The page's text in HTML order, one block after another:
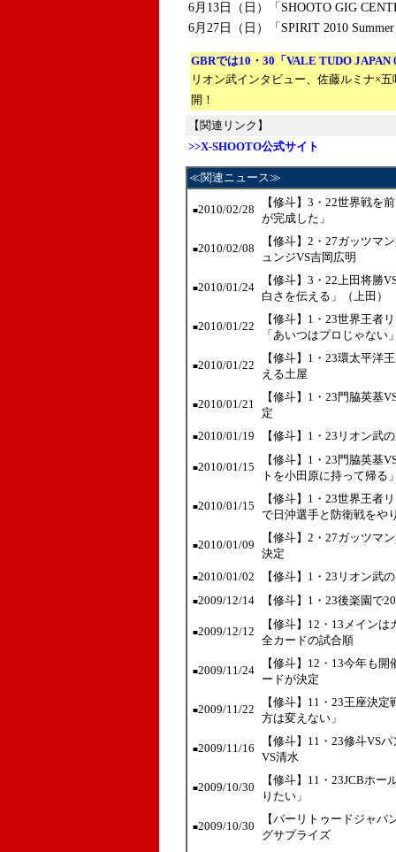
6月13日（日）「SHOOTO GIG
6月27日（日）「SPIRIT 2010
GBRでは10・30「VALE TUDO JAPAN
リオン武インタビュー、佐藤ルミナ×
開！
【関連リンク】
>>X-SHOOTO公式サイト
≪関連ニュース≫
■2010/02/28
【修斗】3・22世界戦
が完成した」
■2010/02/08
【修斗】2・27ガッツマ
ュンジVS吉岡広明
■2010/01/24
【修斗】3・22上田将勝
白さを伝える」（上田）
■2010/01/22
【修斗】1・23世界王者
「あいつはプロじゃない
■2010/01/22
【修斗】1・23環太平洋
える土屋
■2010/01/21
【修斗】1・23門脇英基
定
■2010/01/19 【修斗】1・23リオン武
■2010/01/15
【修斗】1・23門脇英基
トを小田原に持って帰る
■2010/01/15
【修斗】1・23世界王者
で日沖選手と防衛戦をや
■2010/01/09
【修斗】2・27ガッツマ
決定
■2010/01/02 【修斗】1・23リオン武
■2009/12/14 【修斗】1・23後楽園で
■2009/12/12
【修斗】12・13メイン
全カードの試合順
■2009/11/24
【修斗】12・13今年も
ードが決定
■2009/11/22
【修斗】11・23王座決
方は変えない」
■2009/11/16
【修斗】11・23修斗VS
VS清水
■2009/10/30
【修斗】11・23JCBホ
りたい」
■2009/10/30
【バーリトゥードジャ
グサプライズ